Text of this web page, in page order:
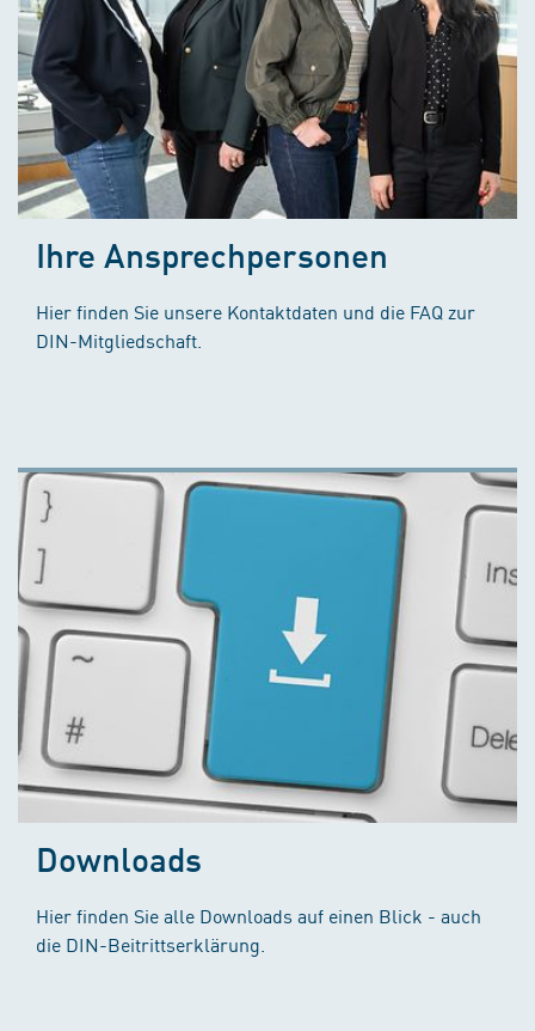
Ihre Ansprechpersonen
Hier finden Sie unsere Kontaktdaten und die FAQ zur
DIN-Mitgliedschaft.
Downloads
Hier finden Sie alle Downloads auf einen Blick - auch
die DIN-Beitrittserklärung.